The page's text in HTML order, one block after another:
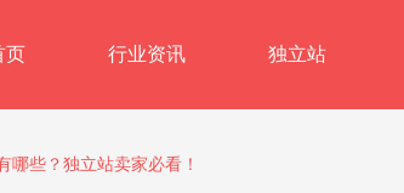
页 行业资讯 独立站
哪些？独立站卖家必看！